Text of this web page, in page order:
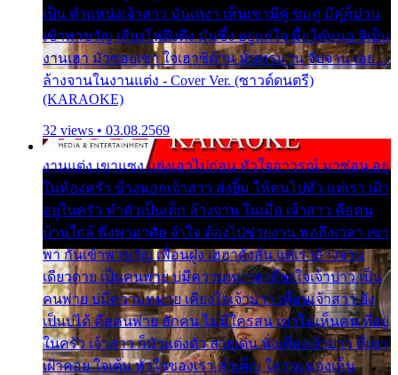
เป็น ตำแหน่งเจ้าสาว มันเหงา เห็นเขามีคู่ ซมดู มีคู่ก็ม่วน
เข้าพาขวัญ เสียงโห่ตึงตึง มันซึ้ง อยู่แก่ใจ มื้อใด๋หนอ สิเป็น
งานเฮา มัวซอยเขา ใจเฮาซิด้าน มันทรมาน จับจาน เอย…
ล้างจานในงานแต่ง - Cover Ver. (ซาวด์ดนตรี)
(KARAOKE)
32 views • 03.08.2569
งานแต่ง เขาแซง แย่งเอาไปก่อน หัวใจอาวรณ์ มาซ่อน อยู่
ในห้องครัว ข้างนอกเจ้าสาว ส่งยิ้ม ให้คนไปทั่ว แต่เรา เฝ้า
อยู่ในครัว ทำตัวเป็นเด็ก ล้างจาน ในเมื่อ เจ้าสาว คือคน
บ้านใกล้ พึ่งพาอาศัย จำใจ ต้องไปช่วยงาน พอถึงเวลา เขา
พา กันเข้าพาขวัญ เพื่อนฝูง เฮฮาดังลั่น แต่เราล้างจาน
เดียวดาย เป็นคนพ่าย บ่มีความหมาย เคียงใจเจ้าบ่าว เป็น
คนพ่าย บ่มีความหมาย เคียงใจเจ้าบ่าว เพื่อนเจ้าสาว ยัง
เป็นบ่ได้ คือคนพ่าย ฮักคน ไม่มีใครสน เขาไม่เห็นคน ที่อยู่
ในครัว เจ้าสาว ก็มัวแต่งตัว สวยเด่น นั่งเคียงเจ้าบ่าว ที่เขา
เฝ้าคอย ใจเต้น หัวใจของเรา ลำเค็ญ ใครจะมองเห็น